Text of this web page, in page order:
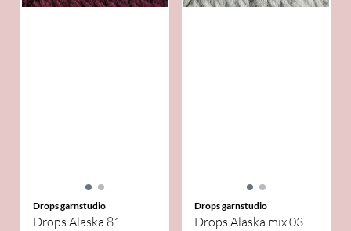
Drops garnstudio
Drops Alaska 81
Drops garnstudio
Drops Alaska mix 03